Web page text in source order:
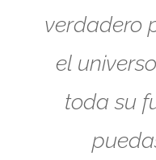
verdadero
el
toda su